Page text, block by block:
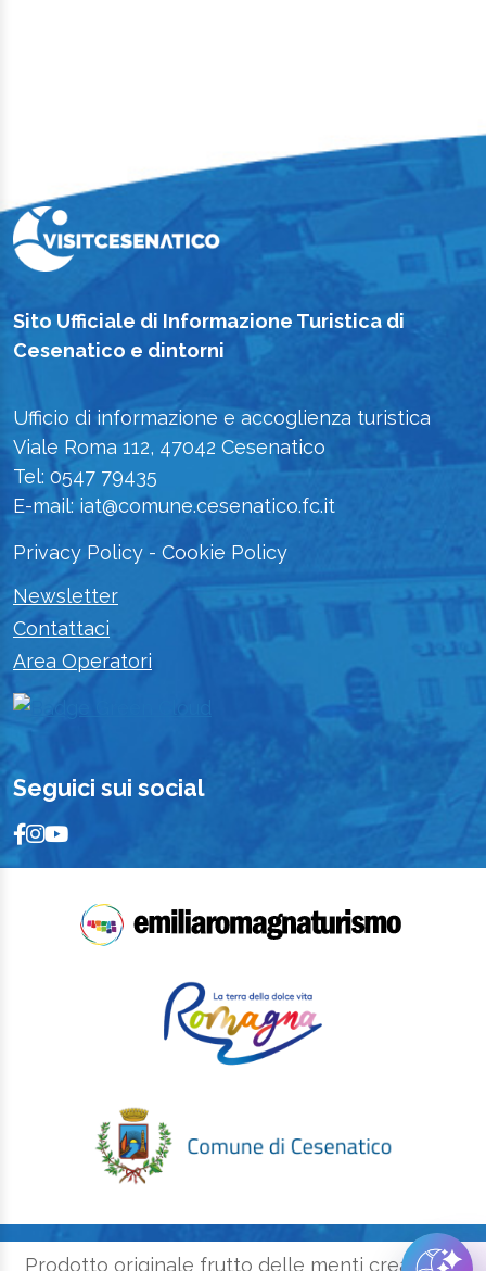
Sito Ufficiale di Informazione Turistica di
Cesenatico e dintorni
Ufficio di informazione e accoglienza turistica
Viale Roma 112, 47042 Cesenatico
Tel: 0547 79435
E-mail: iat@comune.cesenatico.fc.it
Privacy Policy - Cookie Policy
Newsletter
Contattaci
Area Operatori
Seguici sui social
Prodotto originale frutto delle menti creative e